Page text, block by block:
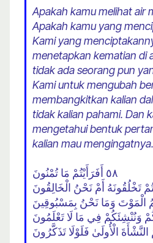
Apakah kamu melihat air
Apakah kamu yang
Kami yang
menetapkan kematian di
tidak ada seorang pun
Kami untuk mengubah
membangkitkan kalian
tidak kalian pahami. Dan
mengetahui bentuk
kalian mau mengingatnya.
٥٨ أَفَرَأَيْتُمْ مَا تُمْنُونَ